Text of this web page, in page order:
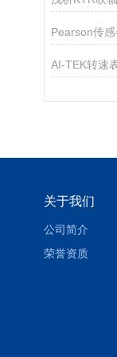
关于我们
公司简介
荣誉资质